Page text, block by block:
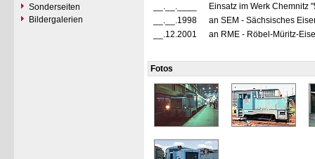
Sonderseiten
Bildergalerien
__.__.____
Einsatz im Werk Chemnitz
__.__.1998
an SEM - Sächsisches
__.12.2001
an RME - Röbel-Müritz-
Fotos